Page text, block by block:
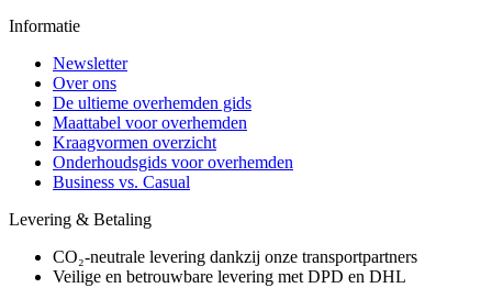
Informatie
Newsletter
Over ons
De ultieme overhemden gids
Maattabel voor overhemden
Kraagvormen overzicht
Onderhoudsgids voor overhemden
Business vs. Casual
Levering & Betaling
CO₂-neutrale levering dankzij onze transportpartners
Veilige en betrouwbare levering met DPD en DHL